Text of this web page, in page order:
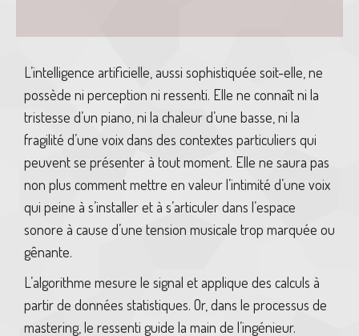
L’intelligence artificielle, aussi sophistiquée soit-elle, ne
possède ni perception ni ressenti. Elle ne connaît ni la
tristesse d’un piano, ni la chaleur d’une basse, ni la
fragilité d’une voix dans des contextes particuliers qui
peuvent se présenter à tout moment. Elle ne saura pas
non plus comment mettre en valeur l’intimité d’une voix
qui peine à s’installer et à s’articuler dans l’espace
sonore à cause d’une tension musicale trop marquée ou
gênante.
L’algorithme mesure le signal et applique des calculs à
partir de données statistiques. Or, dans le processus de
mastering, le ressenti guide la main de l’ingénieur.